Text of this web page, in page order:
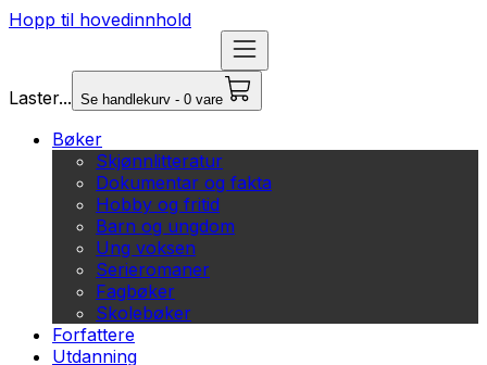
Hopp til hovedinnhold
Laster... Se handlekurv - 0 vare
Bøker
Skjønnlitteratur
Dokumentar og fakta
Hobby og fritid
Barn og ungdom
Ung voksen
Serieromaner
Fagbøker
Skolebøker
Forfattere
Utdanning